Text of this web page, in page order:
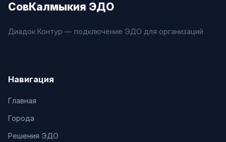
СовКалмыкия ЭДО
Диадок Контур — подключение ЭДО для организаций
Навигация
Главная
Города
Решения ЭДО